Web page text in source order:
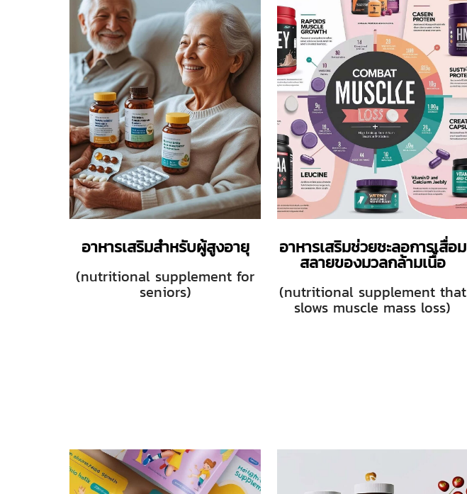
อาหารเสริมสำหรับผู้สูงอายุ
(nutritional supplement for
seniors)
อาหารเสริมช่วยชะลอการเสื่อม
สลายของมวลกล้ามเนื้อ
(nutritional supplement that
slows muscle mass loss)